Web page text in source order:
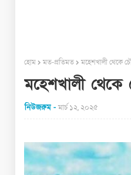
হোম মত-প্রতিমত মহেশখালী থেকে
মহেশখালী
নিউজরুম মার্চ ১২, ২০২৫